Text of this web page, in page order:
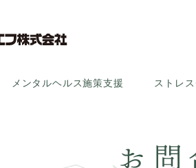
メンタルヘルス施策支援 ストレ